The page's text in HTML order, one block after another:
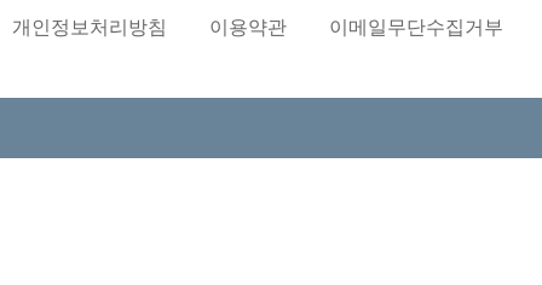
개인정보처리방침 이용약관 이메일무단수집거부